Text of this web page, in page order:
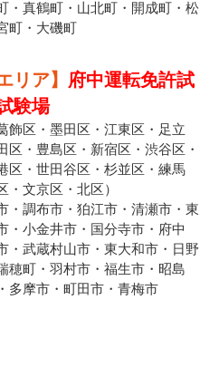
・真鶴町・山北町・開成町・松
町・大磯町
リア】 府中運転免許試
験場
飾区・墨田区・江東区・足立
区・豊島区・新宿区・渋谷区・
区・世田谷区・杉並区・練馬
・文京区・北区）
・調布市・狛江市・清瀬市・東
・小金井市・国分寺市・府中
・武蔵村山市・東大和市・日野
穂町・羽村市・福生市・昭島
多摩市・町田市・青梅市